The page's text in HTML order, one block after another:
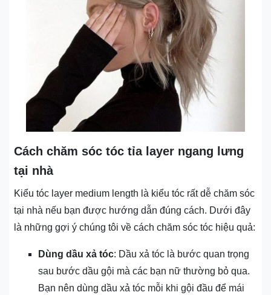
Cách chăm sóc tóc tỉa layer ngang lưng
tại nhà
Kiểu tóc layer medium length là kiểu tóc rất dễ chăm sóc
tại nhà nếu bạn được hướng dẫn đúng cách. Dưới đây
là những gợi ý chúng tôi về cách chăm sóc tóc hiệu quả:
Dùng dầu xả tóc: Dầu xả tóc là bước quan trọng
sau bước dầu gội mà các bạn nữ thường bỏ qua.
Bạn nên dùng dầu xả tóc mỗi khi gội đầu để mái